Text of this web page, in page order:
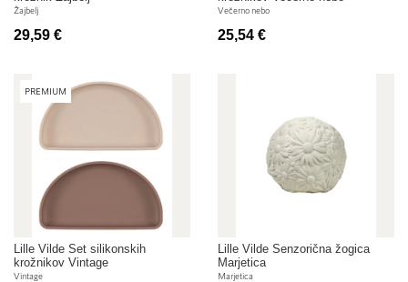
Žajbelj
29,59 €
Večerno nebo
25,54 €
PREMIUM
Lille Vilde Set silikonskih
krožnikov Vintage
Vintage
Lille Vilde Senzorična žogica
Marjetica
Marjetica